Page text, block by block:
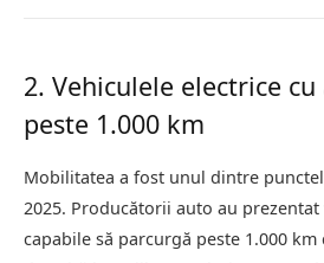
2. Vehiculele electrice
peste 1.000 km
Mobilitatea a fost unul dintre
2025. Producătorii auto au
capabile să parcurgă peste 1.000